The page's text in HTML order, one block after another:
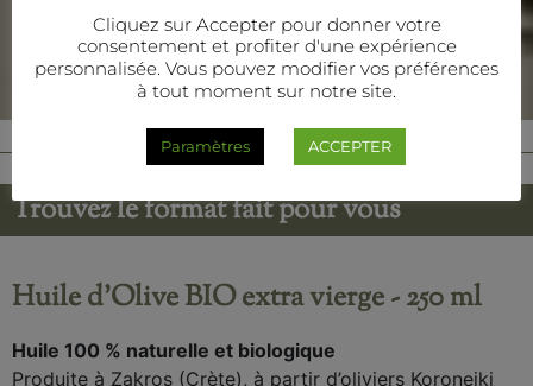
Shop
Trouvez le format fait pour vous
Huile d'Olive BIO extra vierge - 250 ml
Huile 100 % naturelle et biologique
Produite à Zakros (Crète), à partir d’oliviers Koroneiki
Cliquez sur Accepter pour donner votre
consentement et profiter d'une expérience
personnalisée. Vous pouvez modifier vos préférences
à tout moment sur notre site.
Paramètres ACCEPTER